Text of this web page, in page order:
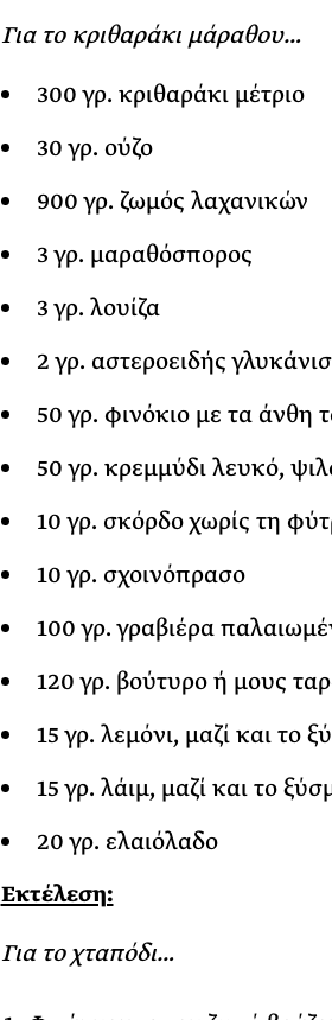
Για το κριθαράκι μάραθου…
300 γρ. κριθαράκι μέτριο
30 γρ. ούζο
900 γρ. ζωμός λαχανικών
3 γρ. μαραθόσπορος
3 γρ. λουίζα
2 γρ. αστεροειδής
50 γρ. φινόκιο με τα άνθη
50 γρ. κρεμμύδι λευκό,
10 γρ. σκόρδο χωρίς τη
10 γρ. σχοινόπρασο
100 γρ. γραβιέρα
120 γρ. βούτυρο ή μους
15 γρ. λεμόνι, μαζί και το
15 γρ. λάιμ, μαζί και το
20 γρ. ελαιόλαδο
Εκτέλεση:
Για το χταπόδι…